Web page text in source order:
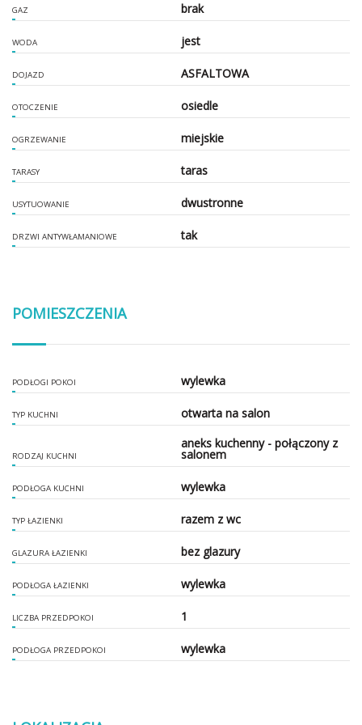
GAZ brak
WODA jest
DOJAZD ASFALTOWA
OTOCZENIE osiedle
OGRZEWANIE miejskie
TARASY taras
USYTUOWANIE dwustronne
DRZWI ANTYWŁAMANIOWE tak
POMIESZCZENIA
PODŁOGI POKOI wylewka
TYP KUCHNI otwarta na salon
RODZAJ KUCHNI
aneks kuchenny - połączony z
salonem
PODŁOGA KUCHNI wylewka
TYP ŁAZIENKI razem z wc
GLAZURA ŁAZIENKI bez glazury
PODŁOGA ŁAZIENKI wylewka
LICZBA PRZEDPOKOI 1
PODŁOGA PRZEDPOKOI wylewka